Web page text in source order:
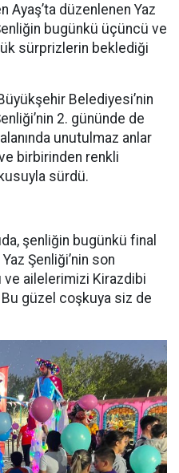
Ayaş’ta düzenlenen Yaz
bugünkü üçüncü ve
sürprizlerin beklediği
Belediyesi’nin
2. gününde de
unutulmaz anlar
birbirinden renkli
sürdü.
şenliğin bugünkü final
Şenliği’nin son
ve ailelerimizi Kirazdibi
güzel coşkuya siz de